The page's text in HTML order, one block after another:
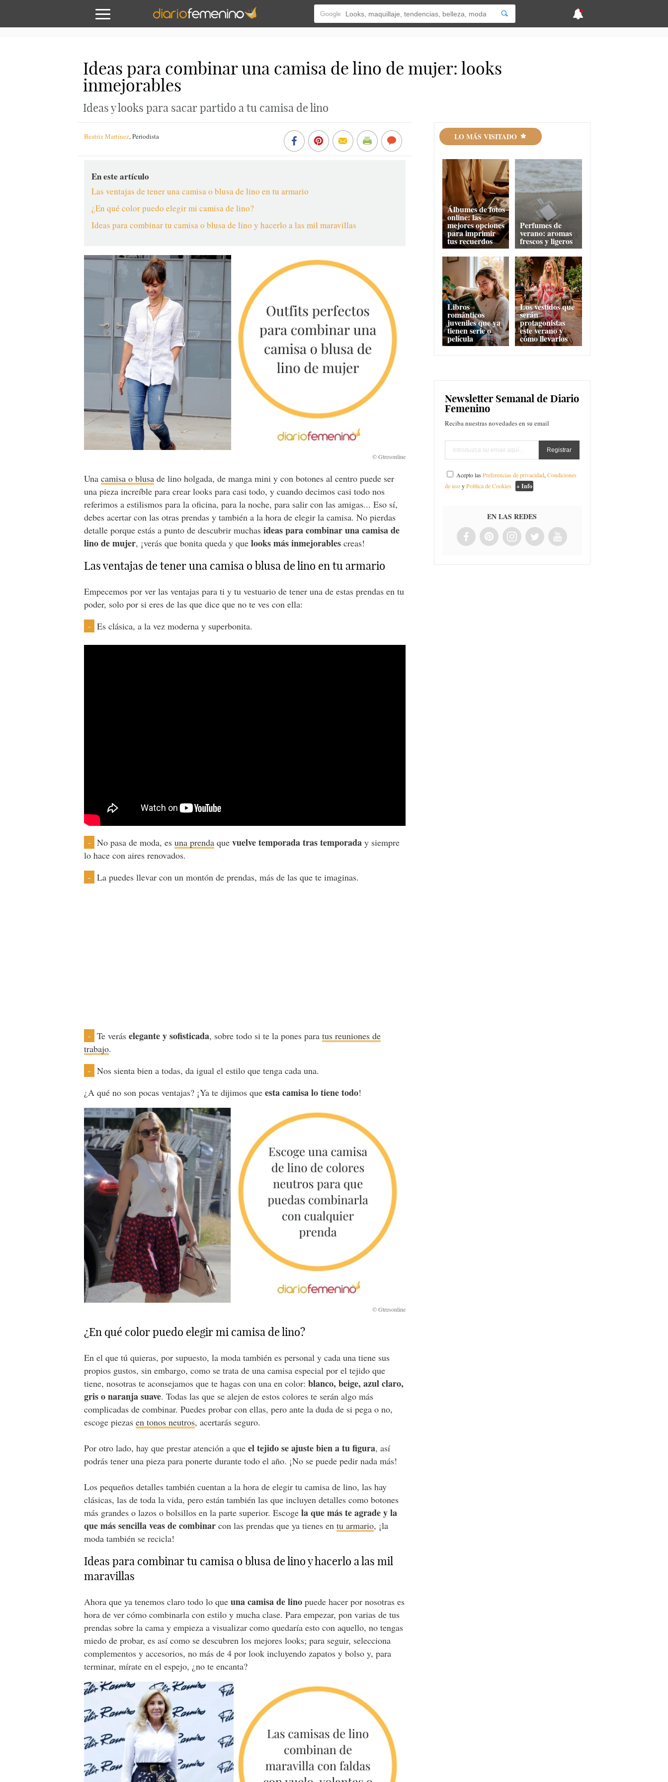
Ideas para combinar una camisa de lino de mujer: looks
inmejorables
Ideas y looks para sacar partido a tu camisa de lino
Beatriz Martínez,Periodista
En este artículo
Las ventajas de tener una camisa o blusa de lino en tu armario
¿En qué color puedo elegir mi camisa de lino?
Ideas para combinar tu camisa o blusa de lino y hacerlo a las mil maravillas
Unacamisa o blusa de lino holgada, de manga mini y con botones al centro puede ser
una pieza increíble para crear looks para casi todo, y cuando decimos casi todo nos
referimos a estilismos para la oficina, para la noche, para salir con las amigas... Eso sí,
debes acertar con las otras prendas y también a la hora de elegir la camisa. No pierdas
detalle porque estás a punto de descubrir muchasideas para combinar una camisa de
lino de mujer, ¡verás que bonita queda y quelooks más inmejorables creas!
Las ventajas de tener una camisa o blusa de lino en tu armario
Empecemos por ver las ventajas para ti y tu vestuario de tener una de estas prendas en tu
poder, solo por si eres de las que dice que no te ves con ella:
- Es clásica, a la vez moderna y superbonita.
- No pasa de moda, esuna prenda quevuelve temporada tras temporada y siempre
lo hace con aires renovados.
- La puedes llevar con un montón de prendas, más de las que te imaginas.
- Te veráselegante y sofisticada, sobre todo si te la pones paratus reuniones de
trabajo.
-
Nos sienta bien a todas, da igual el estilo que tenga cada una.
¿A qué no son pocas ventajas? ¡Ya te dijimos queesta camisa lo tiene todo!
¿En qué color puedo elegir mi camisa de lino?
En el que tú quieras, por supuesto, la moda también es personal y cada una tiene sus
propios gustos, sin embargo, como se trata de una camisa especial por el tejido que
tiene, nosotras te aconsejamos que te hagas con una en color:blanco, beige, azul claro,
gris o naranja suave. Todas las que se alejen de estos colores te serán algo más
complicadas de combinar. Puedes probar con ellas, pero ante la duda de si pega o no,
escoge piezasen tonos neutros, acertarás seguro.
Por otro lado, hay que prestar atención a queel tejido se ajuste bien a tu figura, así
podrás tener una pieza para ponerte durante todo el año. ¡No se puede pedir nada más!
Los pequeños detalles también cuentan a la hora de elegir tu camisa de lino, las hay
clásicas, las de toda la vida, pero están también las que incluyen detalles como botones
más grandes o lazos o bolsillos en la parte superior. Escoge la que más te agrade y la
que más sencilla veas de combinar con las prendas que ya tienes entu armario, ¡la
moda también se recicla!
Ideas para combinar tu camisa o blusa de lino y hacerlo a las mil
maravillas
Ahora que ya tenemos claro todo lo queuna camisa de lino puede hacer por nosotras es
hora de ver cómo combinarla con estilo y mucha clase. Para empezar, pon varias de tus
prendas sobre la cama y empieza a visualizar como quedaría esto con aquello, no tengas
miedo de probar, es así como se descubren los mejores looks; para seguir, selecciona
complementos y accesorios, no más de 4 por look incluyendo zapatos y bolso y, para
terminar, mírate en el espejo, ¿no te encanta?
LO MÁS VISITADO
Álbumes de fotos
online: las
mejores opciones
para imprimir
tus recuerdos
Perfumes de
verano: aromas
frescos y ligeros
Libros
románticos
juveniles que ya
tienen serie o
película
Los vestidos que
serán
protagonistas
este verano y
cómo llevarlos
Newsletter Semanal de Diario
Femenino
Reciba nuestras novedades en su email
Acepto lasPreferencias de privacidad,Condiciones
de usoyPolítica de Cookies + Info
EN LAS REDES